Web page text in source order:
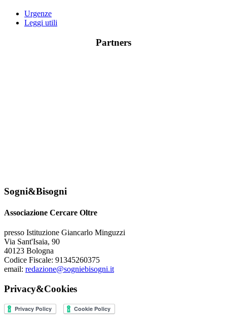
Urgenze
Leggi utili
Partners
Sogni&Bisogni
Associazione Cercare Oltre
presso Istituzione Giancarlo Minguzzi
Via Sant'Isaia, 90
40123 Bologna
Codice Fiscale: 91345260375
email: redazione@sogniebisogni.it
Privacy&Cookies